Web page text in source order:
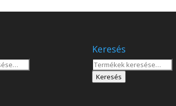
Keresés
Keresés
Keresés